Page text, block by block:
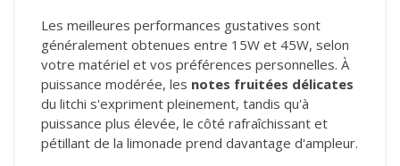
Les meilleures performances gustatives sont
généralement obtenues entre 15W et 45W, selon
votre matériel et vos préférences personnelles. À
puissance modérée, les notes fruitées délicates
du litchi s'expriment pleinement, tandis qu'à
puissance plus élevée, le côté rafraîchissant et
pétillant de la limonade prend davantage d'ampleur.